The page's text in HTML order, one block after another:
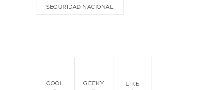
SEGURIDAD NACIONAL
COOL
GEEKY
LIKE